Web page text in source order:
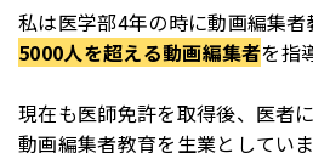
私は医学部4年の時に動画編集
5000人を超える動画編集者を指
現在も医師免許を取得後、医者に
動画編集者教育を生業としていま